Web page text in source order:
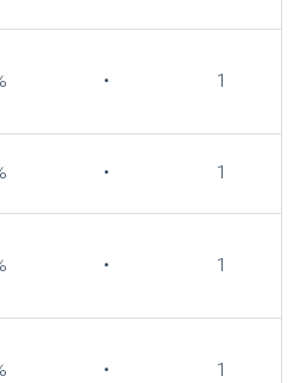
• 1
• 1
• 1
• 1